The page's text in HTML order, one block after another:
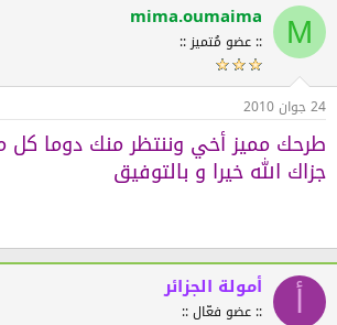
M
mima.oumaima
:: عضو مُتميز ::
24 جوان 2010
طرحك مميز أخي وننتظر منك دوما كل
جزاك الله خيرا و بالتوفيق
أمولة الجزائر
:: عضو فعّال ::